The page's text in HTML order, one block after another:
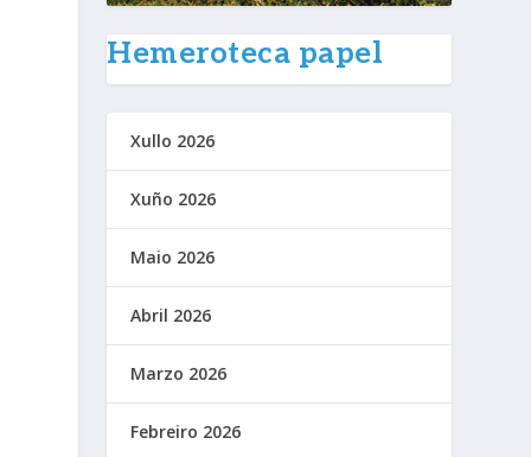
Hemeroteca papel
Xullo 2026
Xuño 2026
Maio 2026
Abril 2026
Marzo 2026
Febreiro 2026